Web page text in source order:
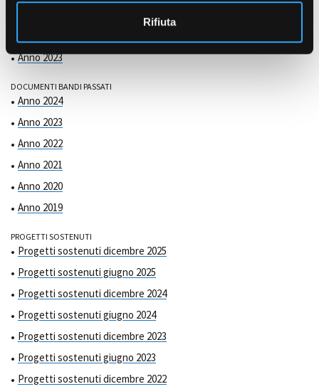
Rifiuta
Anno 2023
DOCUMENTI BANDI PASSATI
Anno 2024
Anno 2023
Anno 2022
Anno 2021
Anno 2020
Anno 2019
PROGETTI SOSTENUTI
Progetti sostenuti dicembre 2025
Progetti sostenuti giugno 2025
Progetti sostenuti dicembre 2024
Progetti sostenuti giugno 2024
Progetti sostenuti dicembre 2023
Progetti sostenuti giugno 2023
Progetti sostenuti dicembre 2022